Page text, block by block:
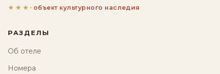
★★★ · объект культурного наследия
РАЗДЕЛЫ
Об отеле
Номера